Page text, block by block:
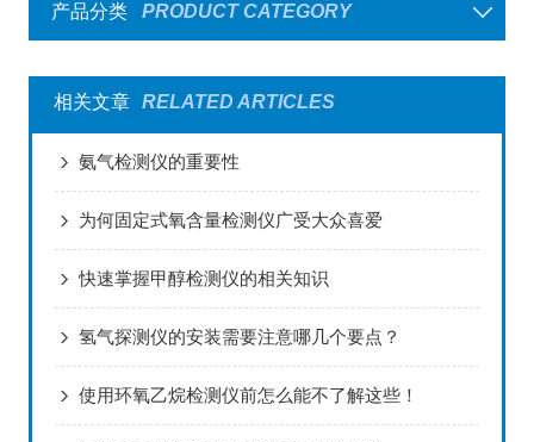
产品分类 PRODUCT CATEGORY
相关文章 RELATED ARTICLES
氨气检测仪的重要性
为何固定式氧含量检测仪广受大众喜爱
快速掌握甲醇检测仪的相关知识
氢气探测仪的安装需要注意哪几个要点？
使用环氧乙烷检测仪前怎么能不了解这些！